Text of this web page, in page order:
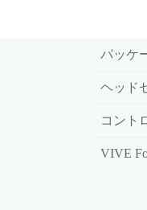
パッケ
ヘッド
コント
VIVE